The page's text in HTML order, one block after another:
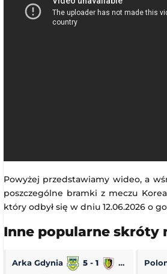
Powyżej przedstawiamy wideo, a
poszczególne bramki z meczu
który odbył się w dniu 12.06.2026 o
Inne popularne skróty
Arka Gdynia 5 - 1